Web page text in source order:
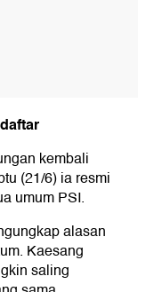
kembali
(21/6) ia resmi
umum PSI.
alasan
Kaesang
saling